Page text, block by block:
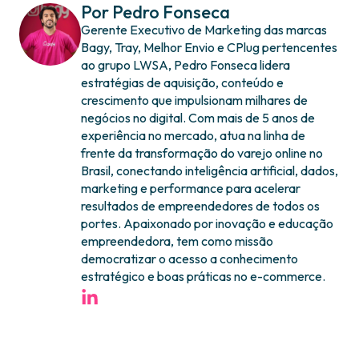
Por Pedro Fonseca
Gerente Executivo de Marketing das marcas
Bagy, Tray, Melhor Envio e CPlug pertencentes
ao grupo LWSA, Pedro Fonseca lidera
estratégias de aquisição, conteúdo e
crescimento que impulsionam milhares de
negócios no digital. Com mais de 5 anos de
experiência no mercado, atua na linha de
frente da transformação do varejo online no
Brasil, conectando inteligência artificial, dados,
marketing e performance para acelerar
resultados de empreendedores de todos os
portes. Apaixonado por inovação e educação
empreendedora, tem como missão
democratizar o acesso a conhecimento
estratégico e boas práticas no e-commerce.